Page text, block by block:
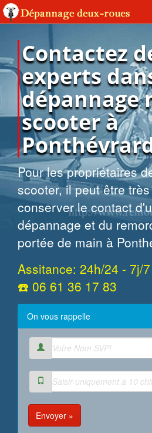
Contactez
experts
dépannage
scooter à
Pour les propriétaires
scooter, il peut être
conserver le contact
dépannage et du
portée de main à
Assitance: 24h/24 - 7j/7
☎️ 06 61 36 17 83
On vous rappelle
Envoyer »